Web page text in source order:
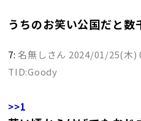
うちのお笑い公国だと数
7:名無しさん 2024/01/25(木)
TID:Goody
>>1